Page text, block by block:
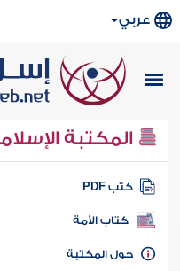
عربي
المكتبة
كتب PDF
كتاب الأمة